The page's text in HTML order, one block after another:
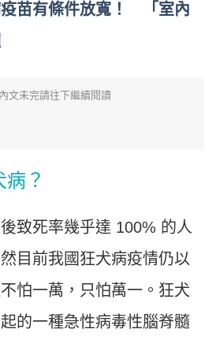
苗有條件放寬！ 「室內
文未完請往下繼續閱讀
？
致死率幾乎達 100% 的人
目前我國狂犬病疫情仍以
怕一萬，只怕萬一。狂犬
的一種急性病毒性腦脊髓